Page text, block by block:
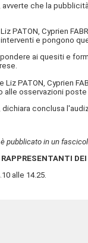
, avverte che la
PATON, Cyprien
e pongono
ai quesiti e
PATON, Cyprien
alle osservazioni
, dichiara conclusa
pubblicato in un
alle 14.25.